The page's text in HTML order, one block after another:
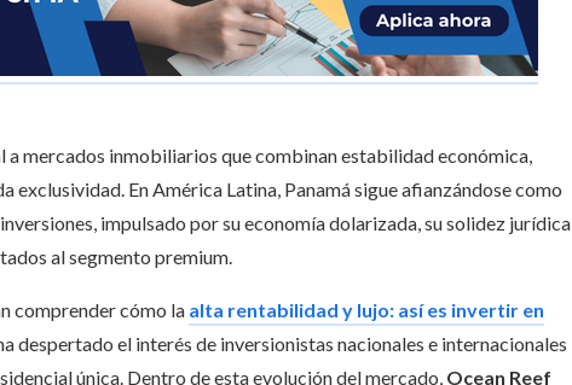
a mercados inmobiliarios que combinan estabilidad económica,
exclusividad. En América Latina, Panamá sigue afianzándose como
impulsado por su economía dolarizada, su solidez jurídica
al segmento premium.
comprender cómo la alta rentabilidad y lujo: así es invertir en
despertado el interés de inversionistas nacionales e internacionales
única. Dentro de esta evolución del mercado, Ocean Reef